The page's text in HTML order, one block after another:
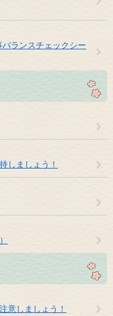
ランスチェックシー
しましょう！
意しましょう！